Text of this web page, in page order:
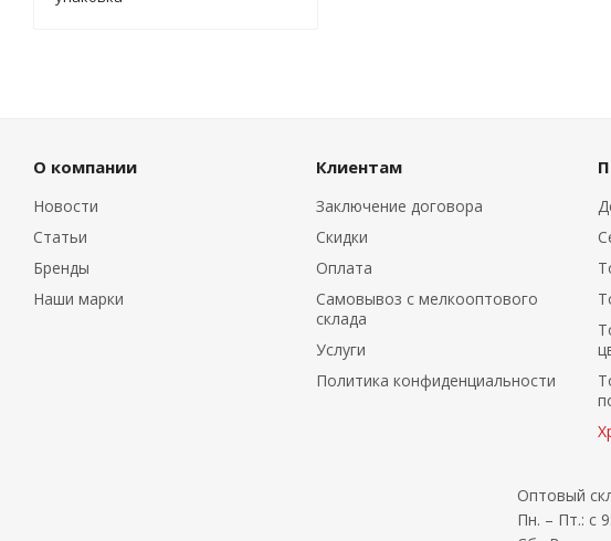
О компании
Новости
Статьи
Бренды
Наши марки
Клиентам
Заключение договора
Скидки
Оплата
Самовывоз с мелкооптового
склада
Услуги
Политика конфиденциальности
Оптовый
Пн. – Пт.: с